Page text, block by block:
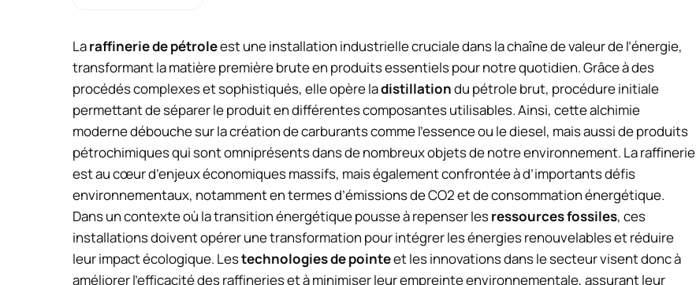
Laraffinerie de pétroleest une installation industrielle cruciale dans la chaîne de valeur de l’énergie,
transformant la matière première brute en produits essentiels pour notre quotidien. Grâce à des
procédés complexes et sophistiqués, elle opère ladistillationdu pétrole brut, procédure initiale
permettant de séparer le produit en différentes composantes utilisables. Ainsi, cette alchimie
moderne débouche sur la création de carburants comme l’essence ou le diesel, mais aussi de produits
pétrochimiques qui sont omniprésents dans de nombreux objets de notre environnement. La raffinerie
est au cœur d’enjeux économiques massifs, mais également confrontée à d’importants défis
environnementaux, notamment en termes d’émissions de CO2 et de consommation énergétique.
Dans un contexte où la transition énergétique pousse à repenser lesressources fossiles, ces
installations doivent opérer une transformation pour intégrer les énergies renouvelables et réduire
leur impact écologique. Lestechnologies de pointeet les innovations dans le secteur visent donc à
améliorer l’efficacité des raffineries et à minimiser leur empreinte environnementale, assurant leur